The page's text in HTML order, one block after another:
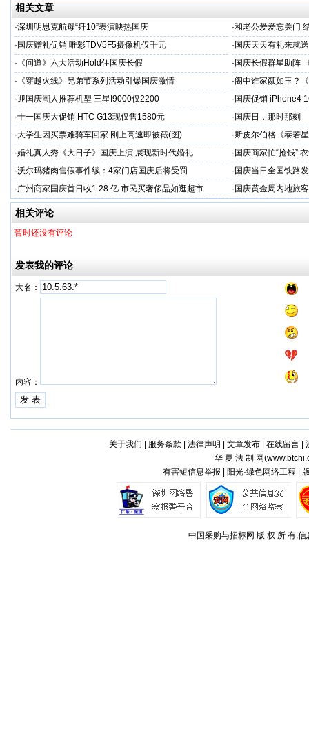
相关文章
·深圳明思克航母“歼10”表演映热国庆 ·和老公爱爱忘关门
· 国庆赠礼促销 唯彩TDV5F5摄像机仅千元 · 国庆天天有礼来就
· 《问道》六大活动Hold住国庆长假 · 国庆长假群星助阵
· 《穿越火线》兄弟节系列活动引爆国庆激情 ·阁中谁家颜如玉？
·迎国庆潮人推荐机型 三星I9000仅2200 · 国庆促销 iPhone4
·十一国庆大促销 HTC G13现仅售1580元 · 国庆日，那时那刻
·大学生因买票难骑车回家 刚上高速即被截(图) ·斯皮尔伯格《泰若
·婚礼真人秀《大日子》国庆上演 展现新时代婚礼 · 国庆商家忙“抢钱”
·沃尔玛猪肉售假事件续：4家门店国庆后将受罚 · 国庆当日全国铁路
·广州商家国庆首日收1.28 亿 市民买奢侈品如逛超市 · 国庆黄金周内地旅
相关评论
暂时还没有评论
发表我的评论
大名：
内容：
关于我们 服务条款 法律声明 文章发布| 在线留言|
华 夏 法 制 网(
有害短信息举报 | 阳光·绿色网络工程 |
中国采购与招标网 版 权 所 有,